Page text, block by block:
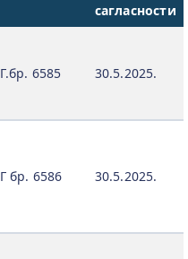
сагласности
Г.бр. 6585 30.5.2025.
Г бр. 6586 30.5.2025.